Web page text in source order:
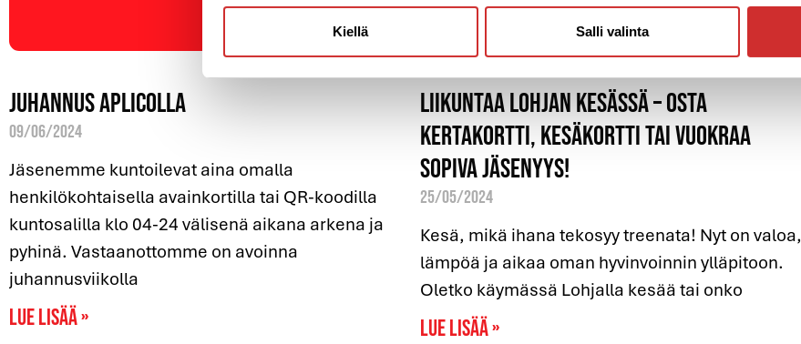
Kiellä Salli valinta
Juhannus Aplicolla
09/06/2024
Jäsenemme kuntoilevat aina omalla
henkilökohtaisella avainkortilla tai QR-koodilla
kuntosalilla klo 04-24 välisenä aikana arkena ja
pyhinä. Vastaanottomme on avoinna
juhannusviikolla
Lue lisää »
Liikuntaa Lohjan kesässä – Osta
kertakortti, kesäkortti tai vuokraa
sopiva jäsenyys!
25/05/2024
Kesä, mikä ihana tekosyy treenata! Nyt on valoa,
lämpöä ja aikaa oman hyvinvoinnin ylläpitoon.
Oletko käymässä Lohjalla kesää tai onko
Lue lisää »